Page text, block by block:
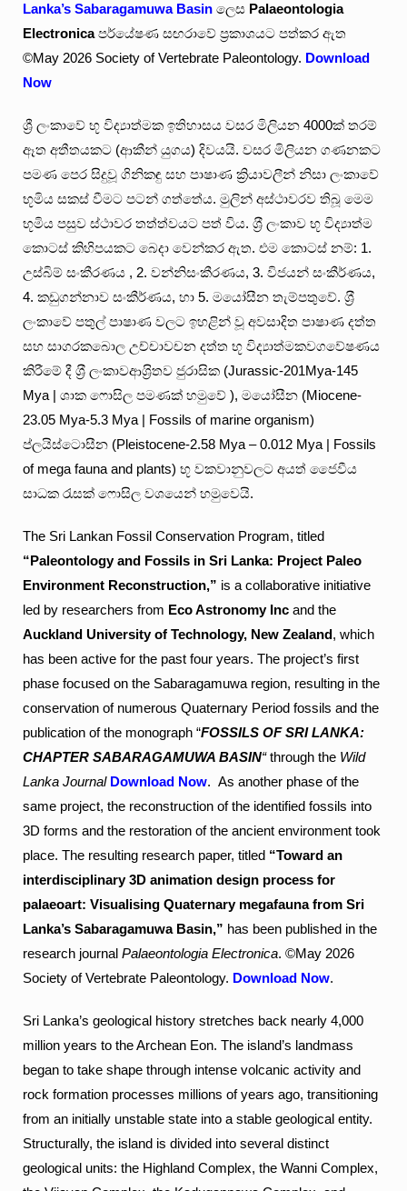
Lanka’s Sabaragamuwa Basin ලෙස Palaeontologia
Electronicaපර්යේෂණ සඟරාවේ ප්‍රකාශයට පත්කර ඇත
©May 2026 Society of Vertebrate Paleontology. Download
Now
ශ්‍රී ලංකාවේ භූ විද්‍යාත්මක ඉතිහාසය වසර මිලියන 4000ක් තරම්
ඈත අතීතයකට (ආකීන් යුගය) දිවයයි. වසර මිලියන ගණනකට
පමණ පෙර සිදුවූ ගිනිකඳු සහ පාෂාණ ක්‍රියාවලීන් නිසා ලංකාවේ
භූමිය සකස් වීමට පටන් ගත්තේය. මුලින් අස්ථාවරව තිබූ මෙම
භූමිය පසුව ස්ථාවර තත්ත්වයට පත් විය. ශ‍්‍රී ලංකාව භූ විද්‍යාත්ම
කොටස් කිහිපයකට බෙදා වෙන්කර ඇත. එම කොටස් නම්: 1.
උස්බිම් සංකීරණය , 2. වන්නිසංකීරණය, 3. විජයන් සංකීර්ණය,
4. කඩුගන්නාව සංකීර්ණය, හා 5. මයෝසීන තැම්පතුවේ. ශ‍්‍රී
ලංකාවේ පතුල් පාෂාණ වලට ඉහළින් වූ අවසාදිත පාෂාණ දත්ත
සහ සාගරකබොල උච්චාවචන දත්ත භූ විද්‍යාත්මකවගවේෂණය
කිරීමේ දී ශ‍්‍රී ලංකාවආශ‍්‍රිතව ජුරාසික (Jurassic-201Mya-145
Mya | ශාක ෆොසිල පමණක් හමුවේ ), මයෝසීන (Miocene-
23.05 Mya-5.3 Mya | Fossils of marine organism)
ප්ලයිස්ටොසීන (Pleistocene-2.58 Mya – 0.012 Mya | Fossils
of mega fauna and plants) භූ වකවානුවලට අයත් ජෛවීය
සාධක රැසක් ෆොසිල වශයෙන් හමුවෙයි.
The Sri Lankan Fossil Conservation Program, titled
“Paleontology and Fossils in Sri Lanka: Project Paleo
Environment Reconstruction,” is a collaborative initiative
led by researchers from Eco Astronomy Inc and the
Auckland University of Technology, New Zealand, which
has been active for the past four years. The project’s first
phase focused on the Sabaragamuwa region, resulting in the
conservation of numerous Quaternary Period fossils and the
publication of the monograph “FOSSILS OF SRI LANKA:
CHAPTER SABARAGAMUWA BASIN“through the Wild
Lanka Journal Download Now. As another phase of the
same project, the reconstruction of the identified fossils into
3D forms and the restoration of the ancient environment took
place. The resulting research paper, titled “Toward an
interdisciplinary 3D animation design process for
palaeoart: Visualising Quaternary megafauna from Sri
Lanka’s Sabaragamuwa Basin,” has been published in the
research journal Palaeontologia Electronica. ©May 2026
Society of Vertebrate Paleontology. Download Now.
Sri Lanka’s geological history stretches back nearly 4,000
million years to the Archean Eon. The island’s landmass
began to take shape through intense volcanic activity and
rock formation processes millions of years ago, transitioning
from an initially unstable state into a stable geological entity.
Structurally, the island is divided into several distinct
geological units: the Highland Complex, the Wanni Complex,